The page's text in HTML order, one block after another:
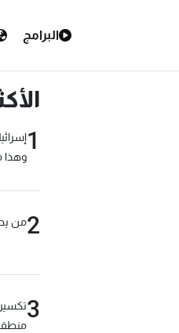
البرامج
1
وهذا
2من
3
منطقة